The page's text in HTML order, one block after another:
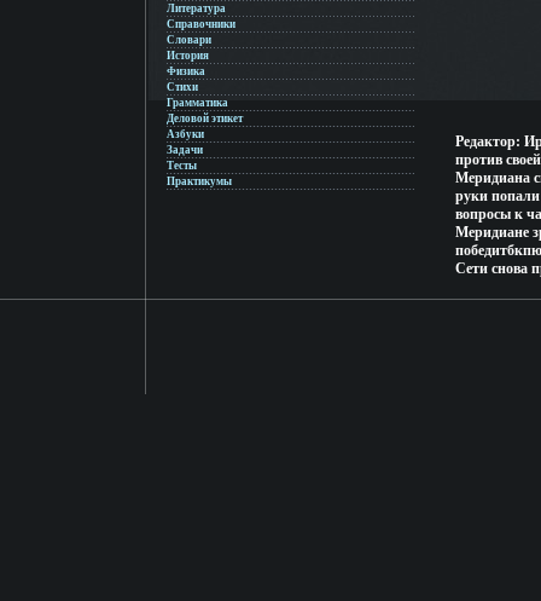
Литература
Справочники
Словари
История
Физика
Стихи
Грамматика
Деловой этикет
Азбуки
Задачи
Тесты
Практикумы
Редактор:
против
Меридиана
руки
вопросы к
Меридиане
Сети снова